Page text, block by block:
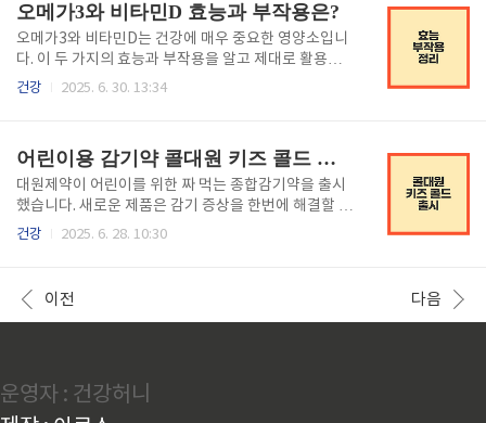
료 방법 탈모 치료와 해결책 모발이식의 장점 두피 문신
으로 관리하기 효과적인 탈모 치료 방법 함께보면 좋은
글! 알부민 영양제 효능과 복용 주의사항 다슬기 효능과
요리법 총정리 탈모약 종류와 효과는 무엇일까 탈모 영
양제의 진실탈모 영양제, 특히 비오틴과 맥주 효모의 효
오메가3와 비타민D 효능과 부작용은?
오메가3와 비타민D는 건강에 매우 중요한 영양소입니
다. 이 두 가지의 효능과 부작용을 알고 제대로 활용하
세요.≡ 목차 오메가3와 비타민D의 효능 심장 건강에 미
효과적인 섭취 루틴 만들기 정확한 섭취 타이밍 적절한
용량 조절 물 섭취량 증가와 자연 보충 함께보면 좋은
글! 엄나무와 엄나무순 효능과 부작용은? 감자의 놀라
운 효능과 부작용은? 락토민지 캡슐 효과와 부작용은?
오메가3와 비타민D의 효능오메가3와 비타민D는 현대
두 가지 성분은 여러 연구를 통해 그 효능이..
건강 2025. 6. 30. 13:34
어린이용 감기약 콜대원 키즈 콜드 출시
대원제약이 어린이를 위한 짜 먹는 종합감기약을 출시
했습니다. 새로운 제품은 감기 증상을 한번에 해결할 수
있는 맞춤형으로 주목받고 있습니다.≡ 목차 대원제약의
한 감기약 12세 미만 어린이 맞춤 각종 증상에 효과적
딸기향으로 거부감 감소 소비자 선택 폭 확대 기존 제품
유는? 대원제약의 신제품 소개대원제약이 어린이를 위
한 새로운 종합감기약을 출시했습니다. 이번 신제품은
건강 2025. 6. 28. 10:30
이전 다음
운영자 : 건강허니